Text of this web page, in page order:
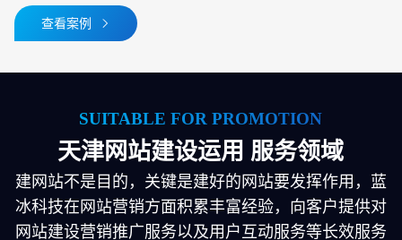
查看案例
SUITABLE FOR PROMOTION
天津网站建设运用 服务领域
建网站不是目的，关键是建好的网站要发挥作用，蓝
冰科技在网站营销方面积累丰富经验，向客户提供对
网站建设营销推广服务以及用户互动服务等长效服务